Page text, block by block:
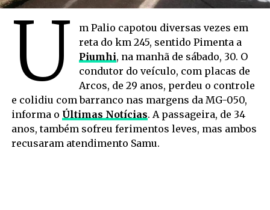
U
m Palio capotou diversas vezes em
reta do km 245, sentido Pimenta a
Piumhi, na manhã de sábado, 30. O
condutor do veículo, com placas de
Arcos, de 29 anos, perdeu o controle
e colidiu com barranco nas margens da MG-050,
informa o Últimas Notícias. A passageira, de 34
anos, também sofreu ferimentos leves, mas ambos
recusaram atendimento Samu.